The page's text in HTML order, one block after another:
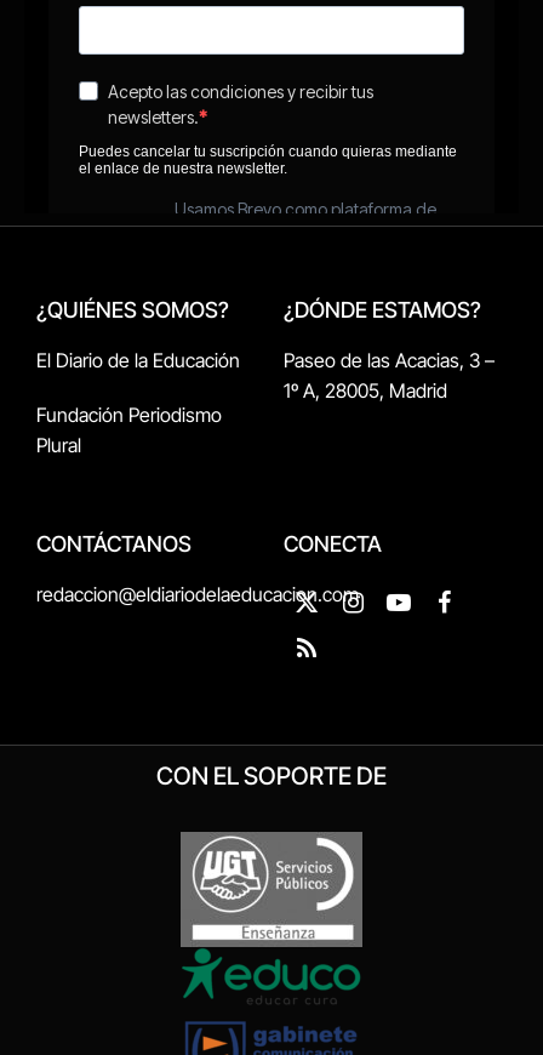
¿QUIÉNES SOMOS?
El Diario de la Educación
Fundación Periodismo
Plural
¿DÓNDE ESTAMOS?
Paseo de las Acacias, 3 –
1º A, 28005, Madrid
CONTÁCTANOS
redaccion@eldiariodelaeducacion.com
CONECTA
X
(Twitter)
InstagramYouTubeFacebook
RSS
CON EL SOPORTE DE